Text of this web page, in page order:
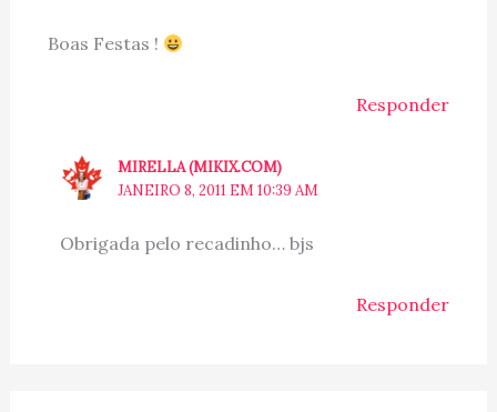
Boas Festas !
Responder
MIRELLA (MIKIX.COM)
JANEIRO 8, 2011 EM 10:39 AM
Obrigada pelo recadinho… bjs
Responder